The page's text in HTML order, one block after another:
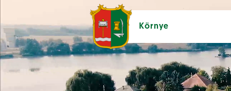
Környe